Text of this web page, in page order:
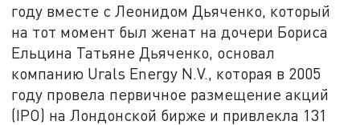
году вместе с Леонидом Дьяченко, который
на тот момент был женат на дочери Бориса
Ельцина Татьяне Дьяченко, основал
компанию Urals Energy N.V., которая в 2005
году провела первичное размещение акций
(IPO) на Лондонской бирже и привлекла 131